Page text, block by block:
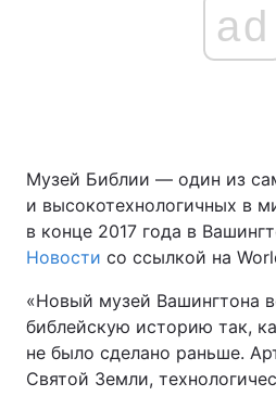
ad
Музей Библии — один из
и высокотехнологичных в
в конце 2017 года в
Новости со ссылкой на
«Новый музей Вашингтона
библейскую историю так,
не было сделано раньше.
Святой Земли,